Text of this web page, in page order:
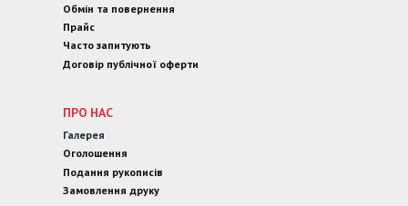
Обмін та повернення
Прайс
Часто запитують
Договір публічної оферти
ПРО НАС
Галерея
Оголошення
Подання рукописів
Замовлення друку